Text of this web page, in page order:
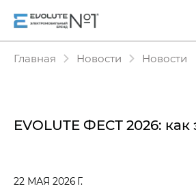
Главная Новости Новости
EVOLUTE ФЕСТ 2026:
22 МАЯ 2026 Г.